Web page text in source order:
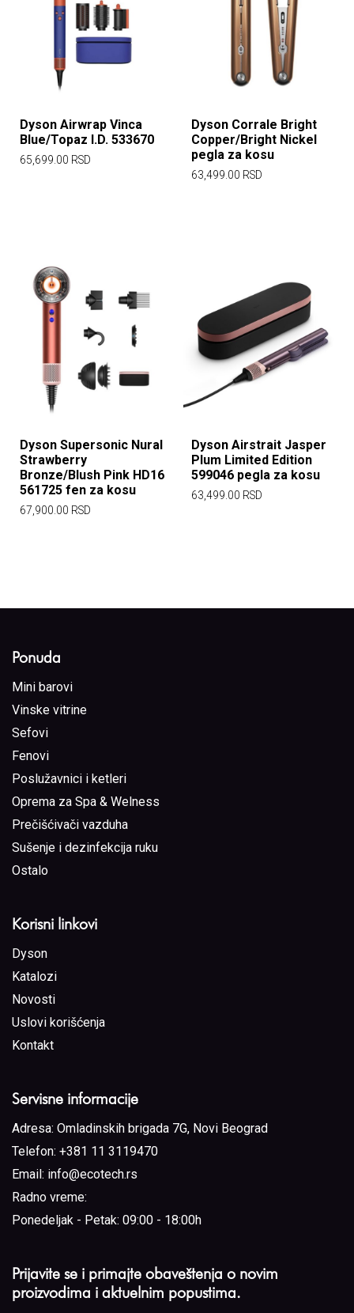
Dyson Airwrap Vinca
Blue/Topaz I.D. 533670
65,699.00 RSD
Dyson Corrale Bright
Copper/Bright Nickel
pegla za kosu
63,499.00 RSD
Dyson Supersonic Nural
Strawberry
Bronze/Blush Pink HD16
561725 fen za kosu
67,900.00 RSD
Dyson Airstrait Jasper
Plum Limited Edition
599046 pegla za kosu
63,499.00 RSD
Ponuda
Mini barovi
Vinske vitrine
Sefovi
Fenovi
Poslužavnici i ketleri
Oprema za Spa & Welness
Prečišćivači vazduha
Sušenje i dezinfekcija ruku
Ostalo
Korisni linkovi
Dyson
Katalozi
Novosti
Uslovi korišćenja
Kontakt
Servisne informacije
Adresa: Omladinskih brigada 7G, Novi Beograd
Telefon: +381 11 3119470
Email: info@ecotech.rs
Radno vreme:
Ponedeljak - Petak: 09:00 - 18:00h
Prijavite se i primajte obaveštenja o novim
proizvodima i aktuelnim popustima.